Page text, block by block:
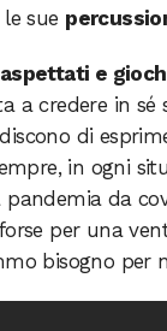
sue
e
a credere in sé
di
in ogni
da
per una
bisogno per